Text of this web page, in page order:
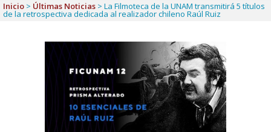
Inicio > Últimas Noticias > La Filmoteca de la UNAM transmitirá 5 títulos
de la retrospectiva dedicada al realizador chileno Raúl Ruiz